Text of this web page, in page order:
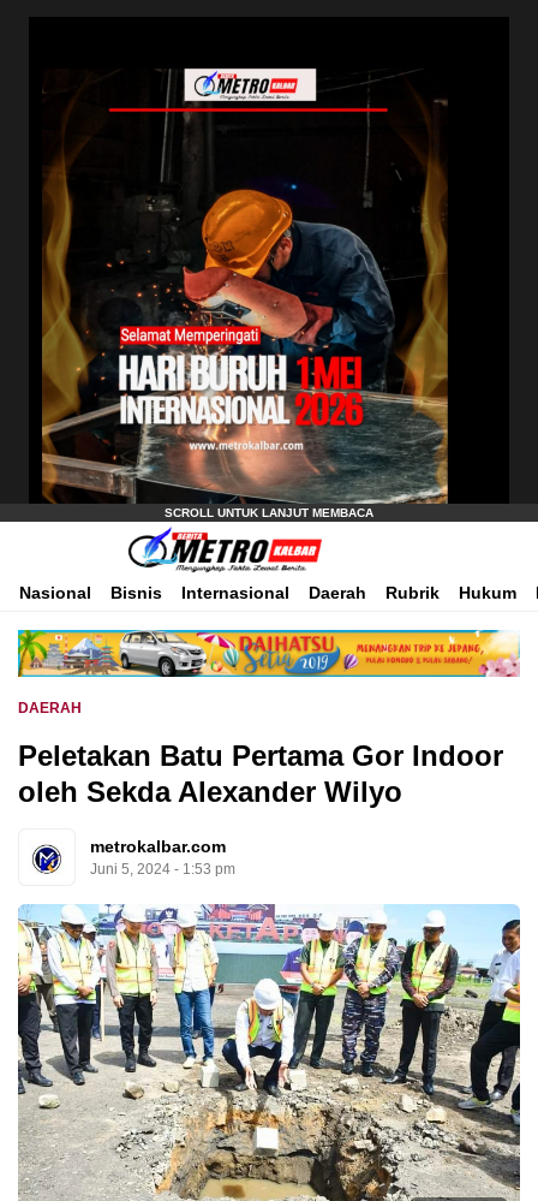
Metro Kalbar
Inspirasi Untuk Negeri
Nasional Bisnis Internasional Daerah Rubrik Hukum
DAERAH
Peletakan Batu Pertama Gor Indoor
oleh Sekda Alexander Wilyo
metrokalbar.com
Juni 5, 2024 - 1:53 pm